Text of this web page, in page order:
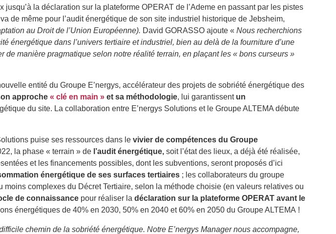
jusqu’à la déclaration sur la plateforme OPERAT de l’Ademe en passant par les pistes
de même pour l’audit énergétique de son site industriel historique de Jebsheim,
au Droit de l’Union Européenne). David GORASSO ajoute « Nous recherchions
énergétique dans l’univers tertiaire et industriel, bien au delà de la fourniture d’une
manière pragmatique selon notre réalité terrain, en plaçant les « bons curseurs »
entité du Groupe E’nergys, accélérateur des projets de sobriété énergétique des
approche « clé en main » et sa méthodologie, lui garantissent un
du site. La collaboration entre E’nergys Solutions et le Groupe ALTEMA débute
puise ses ressources dans le vivier de compétences du Groupe
la phase « terrain » de l’audit énergétique, soit l’état des lieux, a déjà été réalisée,
et les financements possibles, dont les subventions, seront proposés d’ici
énergétique de ses surfaces tertiaires ; les collaborateurs du groupe
complexes du Décret Tertiaire, selon la méthode choisie (en valeurs relatives ou
de connaissance pour réaliser la déclaration sur la plateforme OPERAT avant le
énergétiques de 40% en 2030, 50% en 2040 et 60% en 2050 du Groupe ALTEMA !
chemin de la sobriété énergétique. Notre E’nergys Manager nous accompagne,